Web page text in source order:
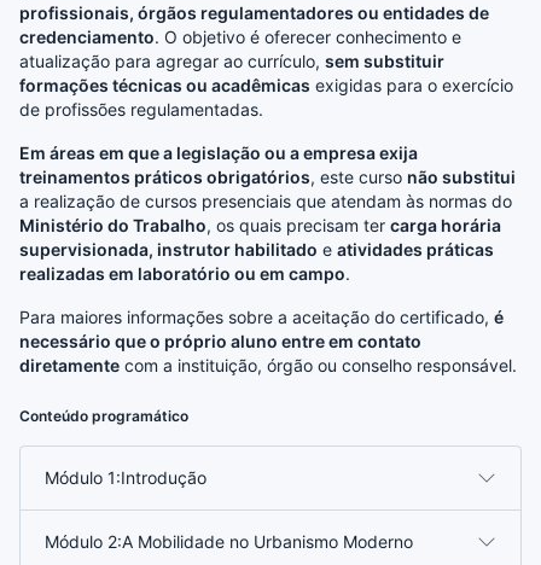
profissionais, órgãos regulamentadores ou entidades de
credenciamento. O objetivo é oferecer conhecimento e
atualização para agregar ao currículo, sem substituir
formações técnicas ou acadêmicas exigidas para o exercício
de profissões regulamentadas.
Em áreas em que a legislação ou a empresa exija
treinamentos práticos obrigatórios, este curso não substitui
a realização de cursos presenciais que atendam às normas do
Ministério do Trabalho, os quais precisam ter carga horária
supervisionada, instrutor habilitado e atividades práticas
realizadas em laboratório ou em campo.
Para maiores informações sobre a aceitação do certificado, é
necessário que o próprio aluno entre em contato
diretamente com a instituição, órgão ou conselho responsável.
Conteúdo programático
Módulo 1:Introdução
Módulo 2:A Mobilidade no Urbanismo Moderno